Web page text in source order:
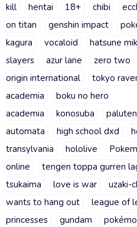
kill
hentai 18+ chibi
on titan
genshin impact
kagura
vocaloid hatsune
slayers
azur lane zero two
origin international
tokyo
academia
boku no hero
academia
konosuba
automata
high school dxd
transylvania
hololive
online
tengen toppa gurren
tsukaima
love is war uzaki-
wants to hang out
league of
princesses
gundam